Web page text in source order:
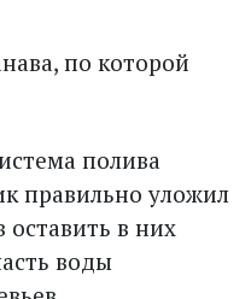
по которой
полива
правильно уложил
в них
воды